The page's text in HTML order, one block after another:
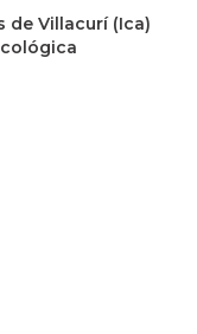
de Villacurí (Ica)